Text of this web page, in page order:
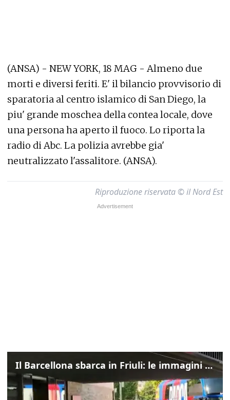
(ANSA) - NEW YORK, 18 MAG - Almeno due
morti e diversi feriti. E' il bilancio provvisorio di
sparatoria al centro islamico di San Diego, la
piu' grande moschea della contea locale, dove
una persona ha aperto il fuoco. Lo riporta la
radio di Abc. La polizia avrebbe gia'
neutralizzato l'assalitore. (ANSA).
Riproduzione riservata © il Nord Est
Il Barcellona sbarca in Friuli: le immagini dell'arrivo in albergo